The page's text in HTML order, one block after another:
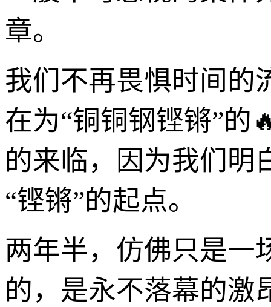
章。
我们不再畏惧时间的
在为“铜铜钢铿锵”的
的来临，因为我们明
“铿锵”的起点。
两年半，仿佛只是一
的，是永不落幕的激